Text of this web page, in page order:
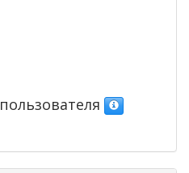
пользователя